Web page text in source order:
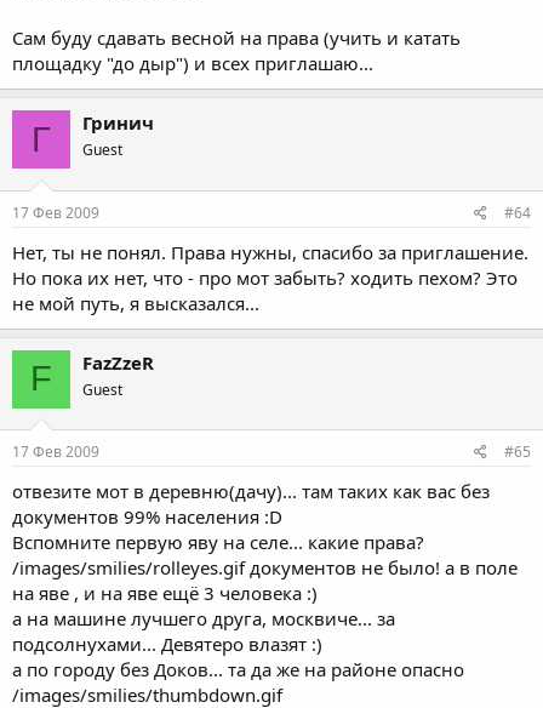
Сам буду сдавать весной на права (учить и катать
площадку "до дыр") и всех приглашаю...
Г Гринич
Guest
17 Фев 2009 #64
Нет, ты не понял. Права нужны, спасибо за приглашение.
Но пока их нет, что - про мот забыть? ходить пехом? Это
не мой путь, я высказался...
F FazZzeR
Guest
17 Фев 2009 #65
отвезите мот в деревню(дачу)... там таких как вас без
документов 99% населения :D
Вспомните первую яву на селе... какие права?
/images/smilies/rolleyes.gif документов не было! а в поле
на яве , и на яве ещё 3 человека :)
а на машине лучшего друга, москвиче... за
подсолнухами... Девятеро влазят :)
а по городу без Доков... та да же на районе опасно
/images/smilies/thumbdown.gif